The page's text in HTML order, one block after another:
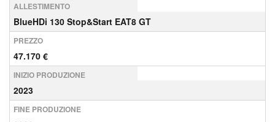
ALLESTIMENTO
BlueHDi 130 Stop&Start EAT8 GT
PREZZO
47.170 €
INIZIO PRODUZIONE
2023
FINE PRODUZIONE